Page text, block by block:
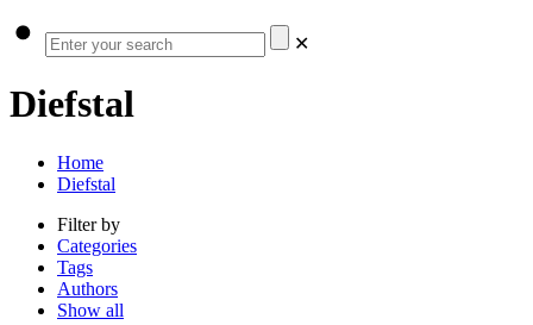
✕
Diefstal
Home
Diefstal
Filter by
Categories
Tags
Authors
Show all